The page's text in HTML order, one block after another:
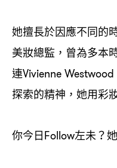
她擅長於因應不同的
美妝總監 ， 曾為多本
連Vivienne Westwood
探索的精神 ， 她用彩
你今日Follow左未？